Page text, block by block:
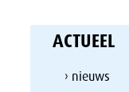
ACTUEEL
› nieuws